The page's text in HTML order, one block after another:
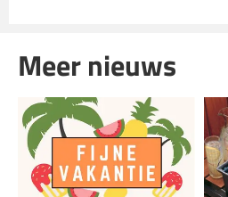
Meer nieuws